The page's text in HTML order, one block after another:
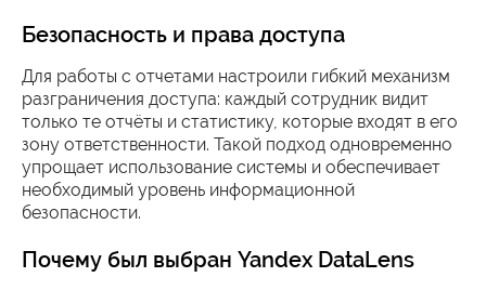
Безопасность и права доступа
Для работы с отчетами настроили гибкий механизм
разграничения доступа: каждый сотрудник видит
только те отчёты и статистику, которые входят в его
зону ответственности. Такой подход одновременно
упрощает использование системы и обеспечивает
необходимый уровень информационной
безопасности.
Почему был выбран Yandex DataLens